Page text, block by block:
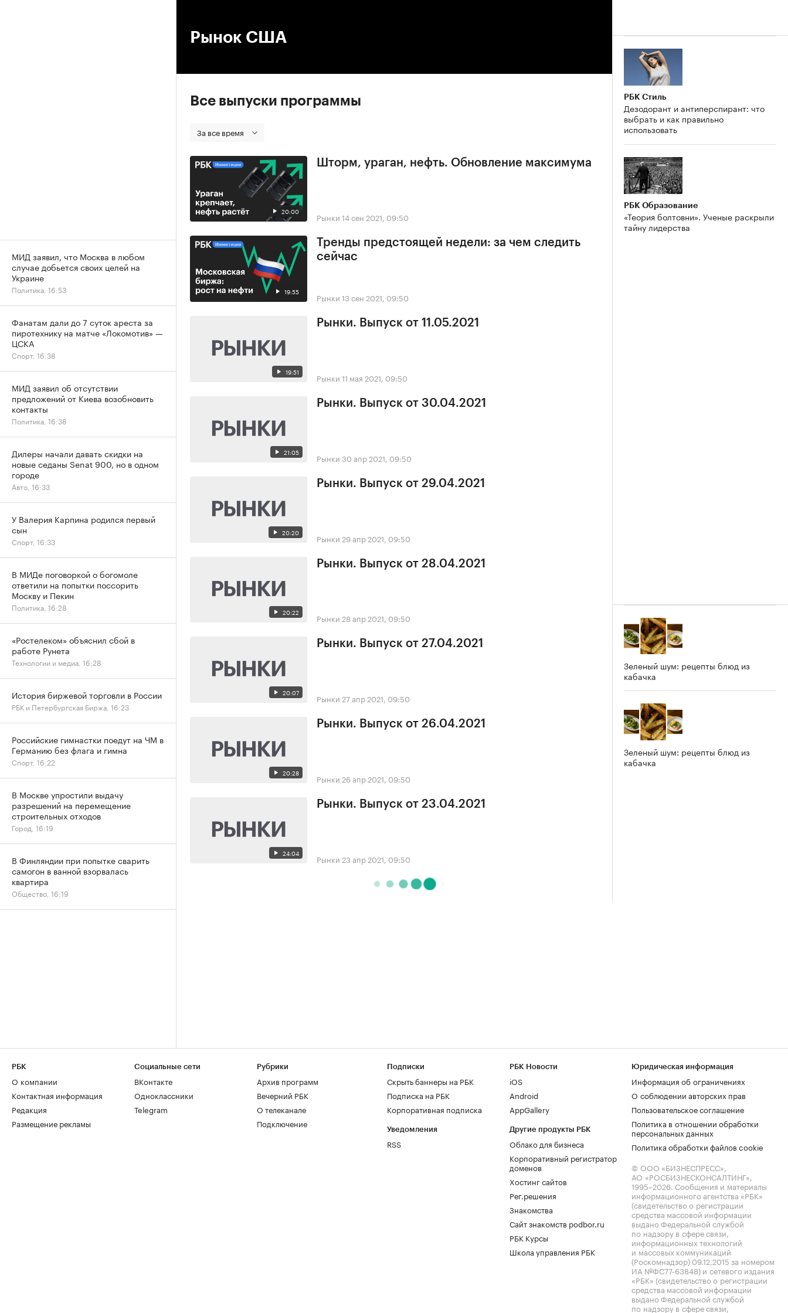
Рынок США
Все выпуски программы
За все время
20:00
Шторм, ураган, нефть. Обновление максимума
Рынки 14 сен 2021, 09:50
19:55
Тренды предстоящей недели: за чем следить
сейчас
Рынки 13 сен 2021, 09:50
19:51
Рынки. Выпуск от 11.05.2021
Рынки 11 мая 2021, 09:50
21:05
Рынки. Выпуск от 30.04.2021
Рынки 30 апр 2021, 09:50
20:20
Рынки. Выпуск от 29.04.2021
Рынки 29 апр 2021, 09:50
20:22
Рынки. Выпуск от 28.04.2021
Рынки 28 апр 2021, 09:50
20:07
Рынки. Выпуск от 27.04.2021
Рынки 27 апр 2021, 09:50
20:28
Рынки. Выпуск от 26.04.2021
Рынки 26 апр 2021, 09:50
24:04
Рынки. Выпуск от 23.04.2021
Рынки 23 апр 2021, 09:50
РБК Стиль
Дезодорант и антиперспирант: что
выбрать и как правильно
использовать
РБК Образование
«Теория болтовни». Ученые раскрыли
тайну лидерства
Зеленый шум: рецепты блюд из
кабачка
Зеленый шум: рецепты блюд из
кабачка
МИД заявил, что Москва в любом
случае добьется своих целей на
Украине
Политика, 16:53
Фанатам дали до 7 суток ареста за
пиротехнику на матче «Локомотив» —
ЦСКА
Спорт, 16:38
МИД заявил об отсутствии
предложений от Киева возобновить
контакты
Политика, 16:38
Дилеры начали давать скидки на
новые седаны Senat 900, но в одном
городе
Авто, 16:33
У Валерия Карпина родился первый
сын
Спорт, 16:33
В МИДе поговоркой о богомоле
ответили на попытки поссорить
Москву и Пекин
Политика, 16:28
«Ростелеком» объяснил сбой в
работе Рунета
Технологии и медиа, 16:28
История биржевой торговли в России
РБК и Петербургская Биржа, 16:23
Российские гимнастки поедут на ЧМ в
Германию без флага и гимна
Спорт, 16:22
В Москве упростили выдачу
разрешений на перемещение
строительных отходов
Город, 16:19
В Финляндии при попытке сварить
самогон в ванной взорвалась
квартира
Общество, 16:19
РБК
О компании
Контактная информация
Редакция
Размещение рекламы
Социальные сети
ВКонтакте
Одноклассники
Telegram
Рубрики
Архив программ
Вечерний РБК
О телеканале
Подключение
Подписки
Скрыть баннеры на РБК
Подписка на РБК
Корпоративная подписка
Уведомления
RSS
РБК Новости
iOS
Android
AppGallery
Другие продукты РБК
Облако для бизнеса
Корпоративный регистратор
доменов
Хостинг сайтов
Рег.решения
Знакомства
Сайт знакомств podbor.ru
РБК Курсы
Школа управления РБК
Юридическая информация
Информация об ограничениях
О соблюдении авторских прав
Пользовательское соглашение
Политика в отношении обработки
персональных данных
Политика обработки файлов cookie
© ООО «БИЗНЕСПРЕСС»,
АО «РОСБИЗНЕСКОНСАЛТИНГ»,
1995–2026. Сообщения и материалы
информационного агентства «РБК»
(свидетельство о регистрации
средства массовой информации
выдано Федеральной службой
по надзору в сфере связи,
информационных технологий
и массовых коммуникаций
(Роскомнадзор) 09.12.2015 за номером
ИА №ФС77-63848) и сетевого издания
«РБК» (свидетельство о регистрации
средства массовой информации
выдано Федеральной службой
по надзору в сфере связи,